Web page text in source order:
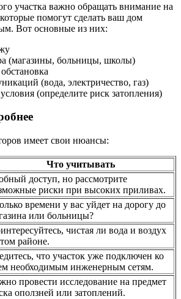
участка важно обращать внимание на
помогут сделать ваш дом
Вот основные из них:
(магазины, больницы, школы)
(вода, электричество, газ)
(определите риск затопления)
имеет свои нюансы:
Что учитывать
доступ, но рассмотрите
риски при высоких приливах.
времени у вас уйдет на дорогу до
или больницы?
чистая ли вода и воздух
районе.
что участок уже подключен ко
необходимым инженерным сетям.
провести исследование на предмет
оползней или затоплений.